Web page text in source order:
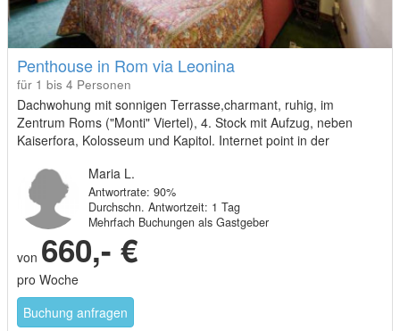
Penthouse in Rom via Leonina
für 1 bis 4 Personen
Dachwohung mit sonnigen Terrasse,charmant, ruhig, im
Zentrum Roms ("Monti" Viertel), 4. Stock mit Aufzug, neben
Kaiserfora, Kolosseum und Kapitol. Internet point in der
neben dem Hause . Aus dem Bahnhof gibt es ein Zug pro Std.
der ans Meer faehrt, dauert 59 Minuten
Maria L.
Antwortrate: 90%
Durchschn. Antwortzeit: 1 Tag
Mehrfach Buchungen als Gastgeber
von 660,- €
pro Woche
Buchung anfragen